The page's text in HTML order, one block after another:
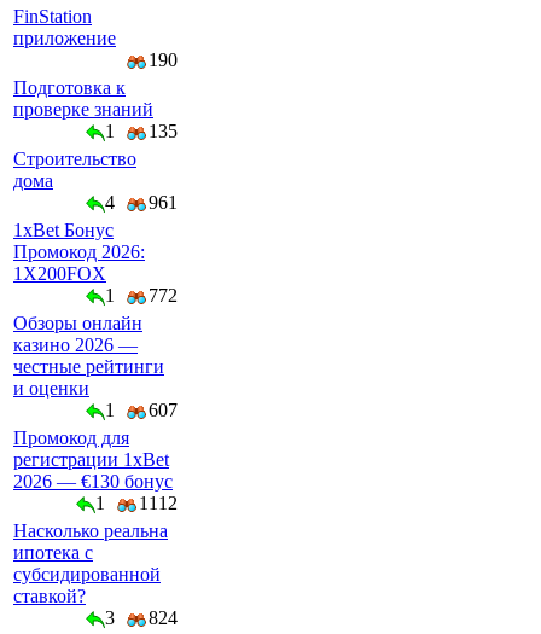
FinStation
приложение
190
Подготовка к
проверке знаний
1
135
Строительство
дома
4
961
1xBet Бонус
Промокод 2026:
1X200FOX
1
772
Обзоры онлайн
казино 2026 —
честные рейтинги
и оценки
1
607
Промокод для
регистрации 1xBet
2026 — €130 бонус
1
1112
Насколько реальна
ипотека с
субсидированной
ставкой?
3
824